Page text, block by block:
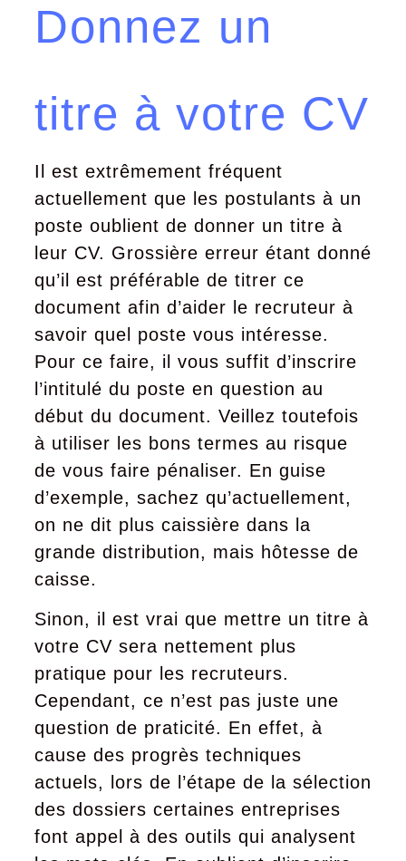
Donnez un
titre à votre CV
Il est extrêmement fréquent
actuellement que les postulants à un
poste oublient de donner un titre à
leur CV. Grossière erreur étant donné
qu’il est préférable de titrer ce
document afin d’aider le recruteur à
savoir quel poste vous intéresse.
Pour ce faire, il vous suffit d’inscrire
l’intitulé du poste en question au
début du document. Veillez toutefois
à utiliser les bons termes au risque
de vous faire pénaliser. En guise
d’exemple, sachez qu’actuellement,
on ne dit plus caissière dans la
grande distribution, mais hôtesse de
caisse.
Sinon, il est vrai que mettre un titre à
votre CV sera nettement plus
pratique pour les recruteurs.
Cependant, ce n’est pas juste une
question de praticité. En effet, à
cause des progrès techniques
actuels, lors de l’étape de la sélection
des dossiers certaines entreprises
font appel à des outils qui analysent